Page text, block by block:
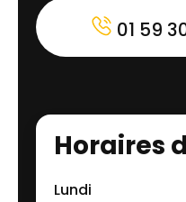
01 59
Horaires
Lundi